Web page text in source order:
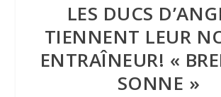
LES DUCS
TIENNENT LEUR
ENTRAÎNEUR! «
SONNE »